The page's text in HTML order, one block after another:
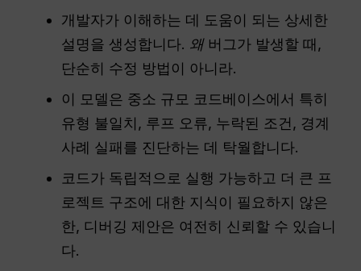
개발자가 이해하는 데 도움이 되는 상세한
설명을 생성합니다. 왜버그가 발생할 때,
단순히 수정 방법이 아니라.
이 모델은 중소 규모 코드베이스에서 특히
유형 불일치, 루프 오류, 누락된 조건, 경계
사례 실패를 진단하는 데 탁월합니다.
코드가 독립적으로 실행 가능하고 더 큰 프
로젝트 구조에 대한 지식이 필요하지 않은
한, 디버깅 제안은 여전히 신뢰할 수 있습니
다.